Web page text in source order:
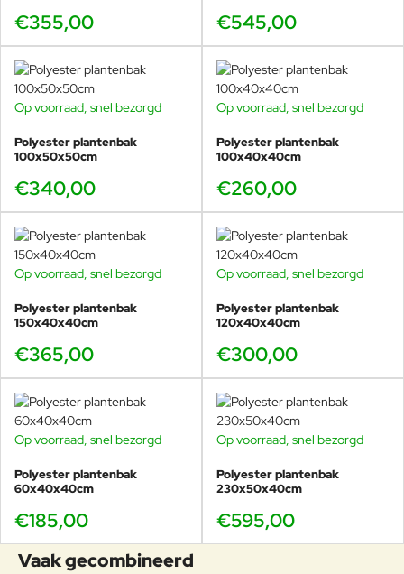
€355,00 €545,00
Op voorraad, snel bezorgd
Polyester plantenbak
100x50x50cm
€340,00
Op voorraad, snel bezorgd
Polyester plantenbak
100x40x40cm
€260,00
Op voorraad, snel bezorgd
Polyester plantenbak
150x40x40cm
€365,00
Op voorraad, snel bezorgd
Polyester plantenbak
120x40x40cm
€300,00
Op voorraad, snel bezorgd
Polyester plantenbak
60x40x40cm
€185,00
Op voorraad, snel bezorgd
Polyester plantenbak
230x50x40cm
€595,00
Vaak gecombineerd